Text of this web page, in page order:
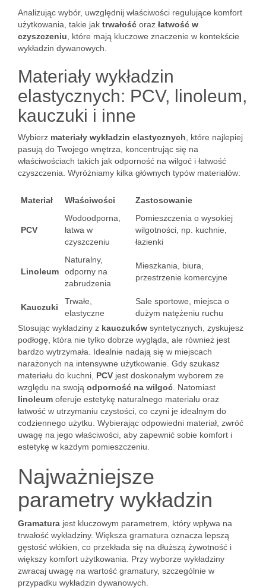
Analizując wybór, uwzględnij właściwości regulujące komfort
użytkowania, takie jak trwałość oraz łatwość w
czyszczeniu , które mają kluczowe znaczenie w kontekście
wykładzin dywanowych.
Materiały wykładzin
elastycznych: PCV, linoleum,
kauczuki i inne
Wybierz materiały wykładzin elastycznych , które najlepiej
pasują do Twojego wnętrza, koncentrując się na
właściwościach takich jak odporność na wilgoć i łatwość
czyszczenia. Wyróżniamy kilka głównych typów materiałów:
Materiał Właściwości Zastosowanie
PCV
Wodoodporna,
łatwa w
czyszczeniu
Pomieszczenia o wysokiej
wilgotności, np. kuchnie,
łazienki
Linoleum
Naturalny,
odporny na
zabrudzenia
Mieszkania, biura,
przestrzenie komercyjne
Kauczuki
Trwałe,
elastyczne
Sale sportowe, miejsca o
dużym natężeniu ruchu
Stosując wykładziny z kauczuków syntetycznych, zyskujesz
podłogę, która nie tylko dobrze wygląda, ale również jest
bardzo wytrzymała. Idealnie nadają się w miejscach
narażonych na intensywne użytkowanie. Gdy szukasz
materiału do kuchni, PCV jest doskonałym wyborem ze
względu na swoją odporność na wilgoć . Natomiast
linoleum oferuje estetykę naturalnego materiału oraz
łatwość w utrzymaniu czystości, co czyni je idealnym do
codziennego użytku. Wybierając odpowiedni materiał, zwróć
uwagę na jego właściwości, aby zapewnić sobie komfort i
estetykę w każdym pomieszczeniu.
Najważniejsze
parametry wykładzin
Gramatura jest kluczowym parametrem, który wpływa na
trwałość wykładziny. Większa gramatura oznacza lepszą
gęstość włókien, co przekłada się na dłuższą żywotność i
większy komfort użytkowania. Przy wyborze wykładziny
zwracaj uwagę na wartość gramatury, szczególnie w
przypadku wykładzin dywanowych.